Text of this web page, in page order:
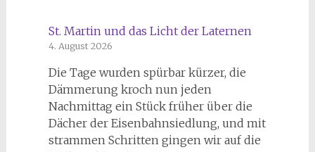
St. Martin und das Licht der Laternen
4. August 2026
Die Tage wurden spürbar kürzer, die
Dämmerung kroch nun jeden
Nachmittag ein Stück früher über die
Dächer der Eisenbahnsiedlung, und mit
strammen Schritten gingen wir auf die